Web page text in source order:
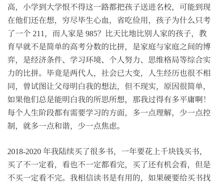
高，小学到大学恨不得这一路都把孩子送进名校，可能到现
在他们还在想，穷尽毕生心血，省吃俭用，孩子为什么只考
了一个 211，而人家是 985？比天比地比别人家的孩子，教
育早就不是简单的高考分数的比拼，是家庭与家庭之间的博
弈，是经济条件、学习环境、个人努力、思维格局等综合实
力的比拼。毕竟是两代人，社会已大变，人生经历也很不相
同，曾试图让父母明白我的想法，但不现实，原因很简单，
如果他们总是能明白我的所思所想，那我过得有多平庸啊！
每个人生阶段都有需要学习的方面，多一点理解，少一点控
制，就多一点和谐，少一点焦虑。
2018-2020 年我陆续买了很多书，一年要花上千块钱买书，
买了不一定看，看也不一定都看完，买了还有机会看，但是
不买一定看不完。我相信读书是有用的，如果硬要给买书找